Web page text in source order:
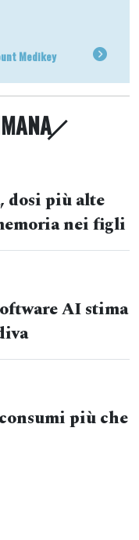
Medikey
dosi più alte
nei figli
AI stima
più che